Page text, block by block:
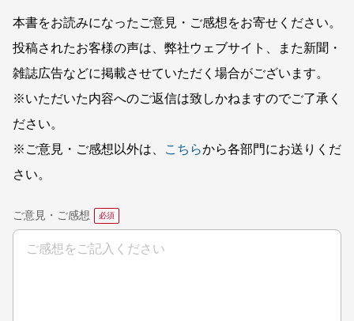
本書をお読みになったご意見・ご感想をお寄せください。
投稿されたお客様の声は、弊社ウェブサイト、また新聞・
雑誌広告などに掲載させていただく場合がございます。
※いただいた内容へのご返信は致しかねますのでご了承く
ださい。
※ご意見・ご感想以外は、
こちらから各部門にお送りくだ
さい。
ご意見・ご感想